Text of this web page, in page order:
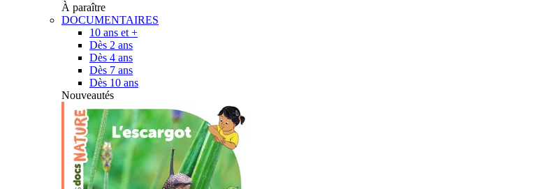
À paraître
DOCUMENTAIRES
10 ans et +
Dès 2 ans
Dès 4 ans
Dès 7 ans
Dès 10 ans
Nouveautés